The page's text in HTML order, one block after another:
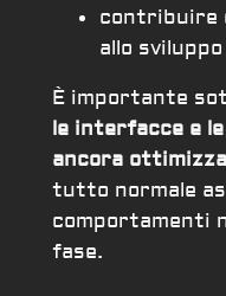
contribuire
allo
È importante
le interfacce e
ancora
tutto normale
comportamenti
fase.